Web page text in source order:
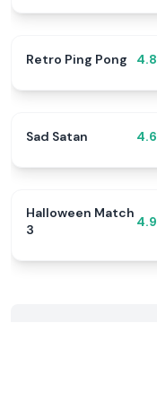
Retro Ping Pong 4.8
Sad Satan 4.6
Halloween Match
3
4.9